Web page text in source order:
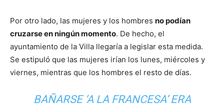
Por otro lado, las mujeres y los hombres no podían
cruzarse en ningún momento. De hecho, el
ayuntamiento de la Villa llegaría a legislar esta medida.
Se estipuló que las mujeres irían los lunes, miércoles y
viernes, mientras que los hombres el resto de días.
BAÑARSE ‘A LA FRANCESA’ ERA